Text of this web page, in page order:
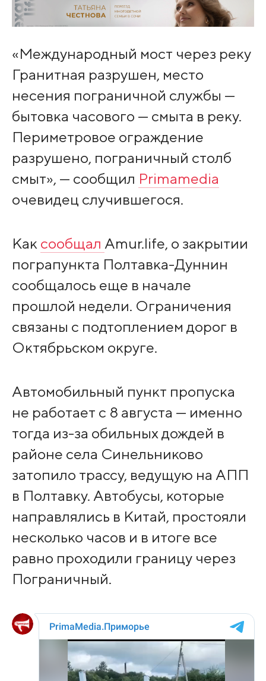
«Международный мост через реку
Гранитная разрушен, место
несения пограничной службы —
бытовка часового — смыта в реку.
Периметровое ограждение
разрушено, пограничный столб
смыт», — сообщил Primamedia
очевидец случившегося.
Как сообщал Amur.life, о закрытии
пограпункта Полтавка-Дуннин
сообщалось еще в начале
прошлой недели. Ограничения
связаны с подтоплением дорог в
Октябрьском округе.
Автомобильный пункт пропуска
не работает с 8 августа — именно
тогда из-за обильных дождей в
районе села Синельниково
затопило трассу, ведущую на АПП
в Полтавку. Автобусы, которые
направлялись в Китай, простояли
несколько часов и в итоге все
равно проходили границу через
Пограничный.